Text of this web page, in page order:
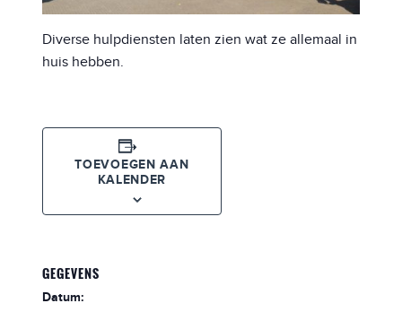
Diverse hulpdiensten laten zien wat ze allemaal in
huis hebben.
TOEVOEGEN AAN
KALENDER
GEGEVENS
Datum: